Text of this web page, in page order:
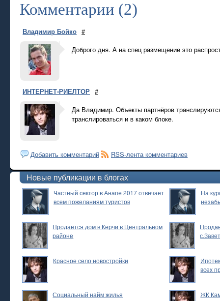
Комментарии (2)
Владимир Бойко #
Доброго дня. А на спец размещение это
ИНТЕРНЕТ-РИЕЛТОР #
Да Владимир. Объекты партнёров
транслироваться и в каком блоке.
Добавить комментарий RSS-лента комментариев
Новые публикации в блогах
Частный сектор в Анапе 2017 отвечает
всем пожеланиям туристов
На
Продается дом в Керчи в Центральном
районе
Красное село новостройки
всех
Социальный найм жилья ЖК